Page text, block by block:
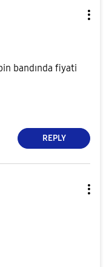
bandında fiyati
REPLY